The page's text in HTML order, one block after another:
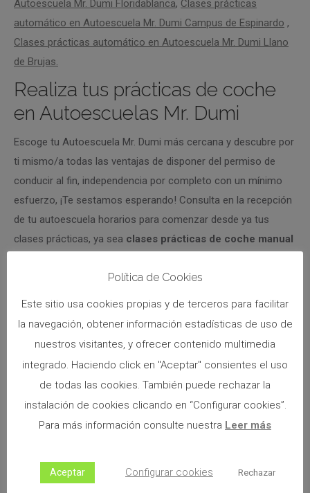
Autoescuela Mr. Dumi Floridablanca, Clases prácticas
automático en Autoescuela Mr. Dumi Campus de Espinardo ,
Clases prácticas automático en Autoescuela Mr. Dumi Llano
de Brujas.
Realiza tus prácticas de coche
en Autoescuelas Mr. Dumi
Escoge tu Autoescuela Mr. Dumi más cercana y descubre por
ti mismo/a todas las ventajas de disponer del permiso de
conducir al fin, independencia por completo con un mínimo
esfuerzo, ¡Te sestamos esperando! Consulta en la recepción
de tu autoescuela horarios para comenzar desde ya tus
clases prácticas, ya sea clases prácticas de coche manual
decisión, es importante practicar y ganar experiencia para
convertirse en un conductor seguro y competente.
Categories:Autoescuela ,Formación vial
Compartir este artículo
Política de Cookies
Este sitio usa cookies propias y de terceros para facilitar
la navegación, obtener información estadísticas de uso de
nuestros visitantes, y ofrecer contenido multimedia
integrado. Haciendo click en "Aceptar" consientes el uso
de todas las cookies. También puede rechazar la
instalación de cookies clicando en “Configurar cookies”.
Para más información consulte nuestra Leer más
Aceptar Configurar cookies Rechazar